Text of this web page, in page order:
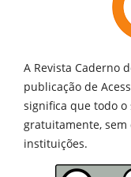
A Revista Caderno
publicação de
significa que todo
gratuitamente,
instituições.